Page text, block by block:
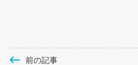
前の記事